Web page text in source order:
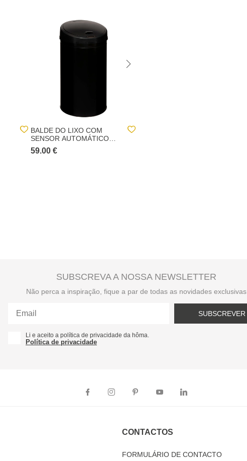
BALDE DO LIXO COM
SENSOR AUTOMÁTICO
PRETO EM INOX
59.00 €
SUBSCREVA A NOSSA NEWSLETTER
Não perca a inspiração, fique a par de todas as novidades exclusivas
SUBSCREVER
Li e aceito a política de privacidade da hôma.
Política de privacidade
CONTACTOS
FORMULÁRIO DE CONTACTO